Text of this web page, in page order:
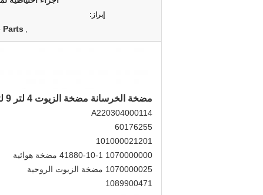
إبراز:
,
Parts
مضخة الخرسانة مضخة الزيوت 4 لتر 9 لتر لمضخات الخرسانة sany zoomlion 60176255, 101000021201
A220304000114
60176255
101000021201
1070000000 41880-10-1 مضخة هوائية
1070000025 مضخة الزيوت الروحية
1089900471